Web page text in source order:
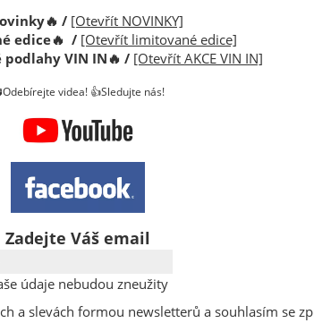
Výrobce:
Cena s DPH:
pod parkety, koberce, linoleum, plovoucí
/ [Otevřít NOVINKY]
edice🔥 / [Otevřít limitované edice]
podlahy VIN IN🔥 / [Otevřít AKCE VIN IN]
videa! 👍Sledujte nás!
Zadejte Váš email
údaje nebudou zneužity
a slevách formou newsletterů a souhlasím se